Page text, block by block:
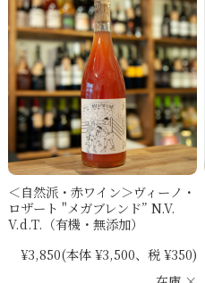
＜自然派・赤ワイン＞ヴィーノ・
ロザート "メガブレンド” N.V.
V.d.T.（有機・無添加）
¥3,850(本体 ¥3,500、税 ¥350)